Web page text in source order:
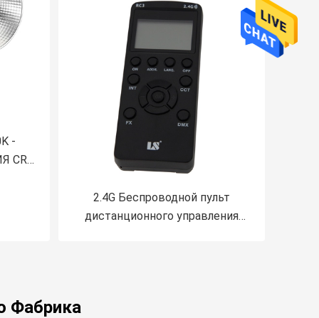
-
CRI
2.4G Беспроводной пульт
дистанционного управления
Фабрика